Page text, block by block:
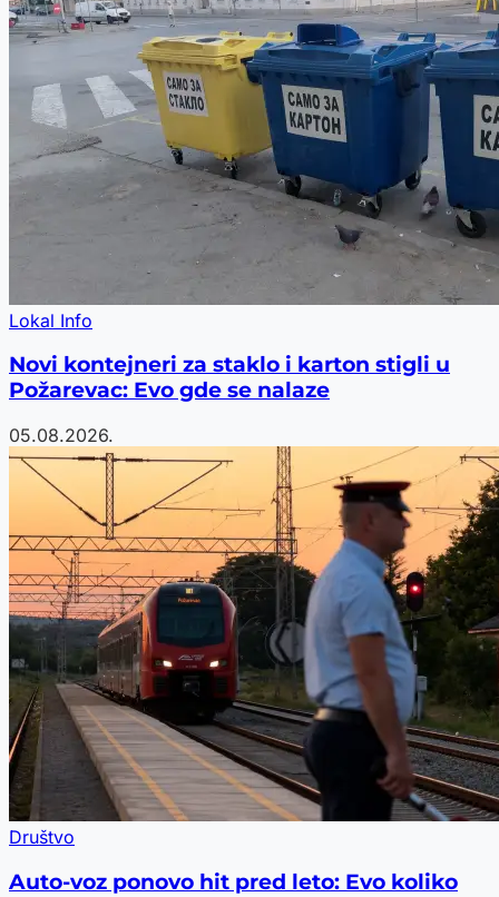
Lokal Info
Novi kontejneri za staklo i karton stigli u
Požarevac: Evo gde se nalaze
05.08.2026.
Društvo
Auto-voz ponovo hit pred leto: Evo koliko